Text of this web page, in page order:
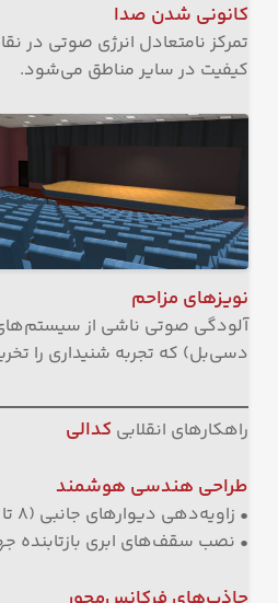
کانونی شدن صدا
تمرکز نامتعادل انرژی صوتی در
کیفیت در سایر مناطق می‌شود.
نویزهای مزاحم
دسی‌بل) که تجربه شنیداری را
راهکارهای انقلابی کدالی
طراحی هندسی هوشمند
• زاویه‌دهی دیوارهای جانبی (۸ تا ۱۲ درجه)
• نصب سقف‌های ابری بازتابنده